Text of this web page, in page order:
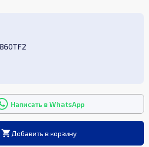
Написать в WhatsApp
Добавить в корзину